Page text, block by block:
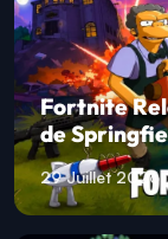
Fortnite
de
29 Juillet 2026